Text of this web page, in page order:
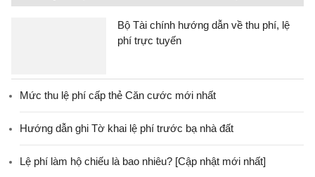
Bộ Tài chính hướng dẫn về thu phí, lệ
phí trực tuyến
Mức thu lệ phí cấp thẻ Căn cước mới nhất
Hướng dẫn ghi Tờ khai lệ phí trước bạ nhà đất
Lệ phí làm hộ chiếu là bao nhiêu? [Cập nhật mới nhất]